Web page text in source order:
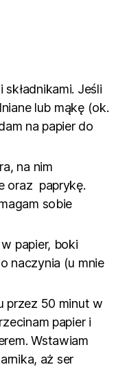
Jeśli
lub mąkę (ok.
na papier do
na nim
oraz paprykę.
sobie
papier, boki
naczynia (u mnie
przez 50 minut w
papier i
Wstawiam
aż ser